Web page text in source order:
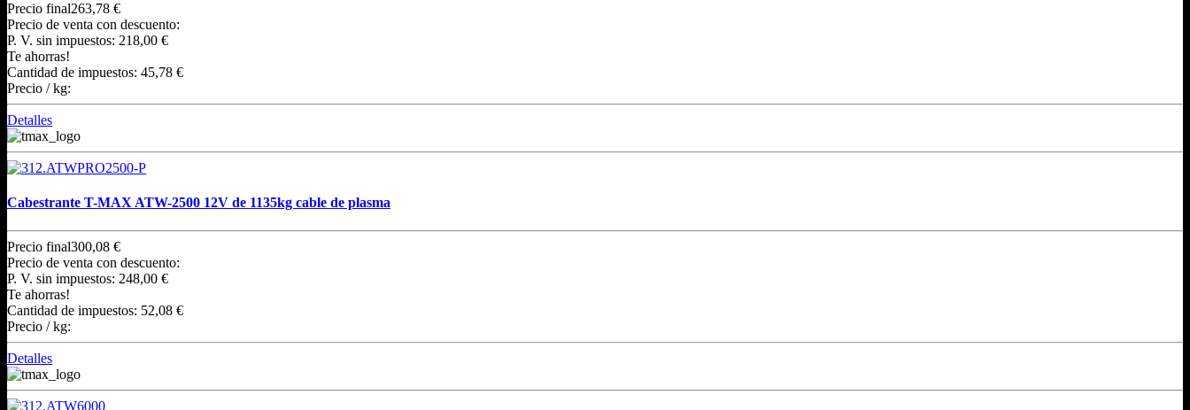
Precio final263,78 €
Precio de venta con descuento:
P. V. sin impuestos: 218,00 €
Te ahorras!
Cantidad de impuestos: 45,78 €
Precio / kg:
Detalles
Cabestrante T-MAX ATW-2500 12V de 1135kg cable de plasma
Precio final300,08 €
Precio de venta con descuento:
P. V. sin impuestos: 248,00 €
Te ahorras!
Cantidad de impuestos: 52,08 €
Precio / kg:
Detalles